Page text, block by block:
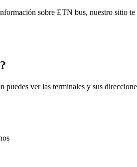
sobre ETN bus, nuestro sitio
ver las terminales y sus